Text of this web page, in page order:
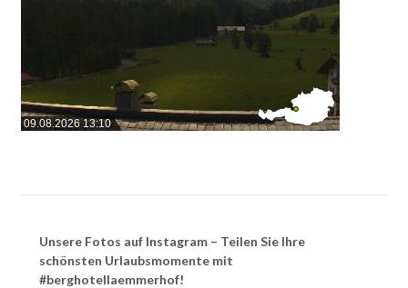
09.08.2026 13:10
Unsere Fotos auf Instagram – Teilen Sie Ihre
schönsten Urlaubsmomente mit
#berghotellaemmerhof!